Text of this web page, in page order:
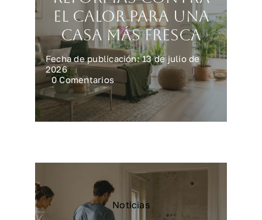
el calor para una
casa más fresca
Fecha de publicación: 13 de julio de
2026
0 Comentarioson
Reformas
contra
el
calor
más
fresca
Noticias